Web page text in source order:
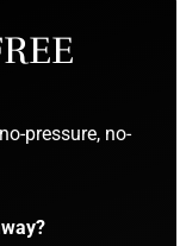
pressure, no-